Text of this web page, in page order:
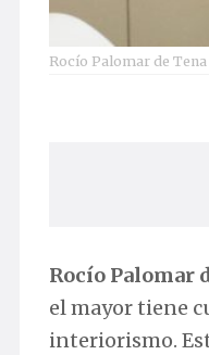
Rocío Palomar de Tena
Rocío Palomar
el mayor tiene
interiorismo.